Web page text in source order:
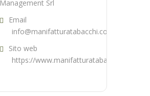
Management Srl
Email
info@manifatturatabacchi.com
Sito web
https://www.manifatturatabacchi.com/